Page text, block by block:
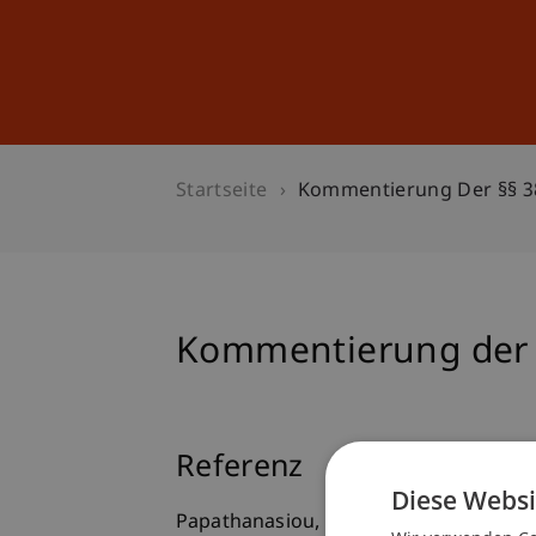
Startseite Kommentierung Der §§
Kommentierung der
Referenz
Papathanasiou, K. (2011).
Diese